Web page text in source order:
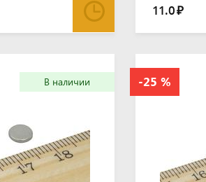
11.0₽
В наличии